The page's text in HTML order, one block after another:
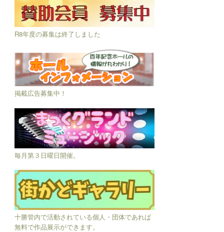
掲載広告募集中！
毎月第３日曜日開催。
十勝管内で活動されている個人・団体であれば
無料で作品展示ができます。
まくべつ絵画展